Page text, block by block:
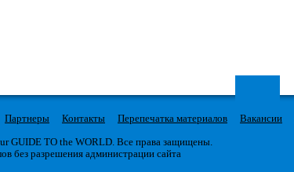
Партнеры Контакты Перепечатка материалов Вакансии
GUIDE TO the WORLD. Все права защищены.
без разрешения администрации сайта